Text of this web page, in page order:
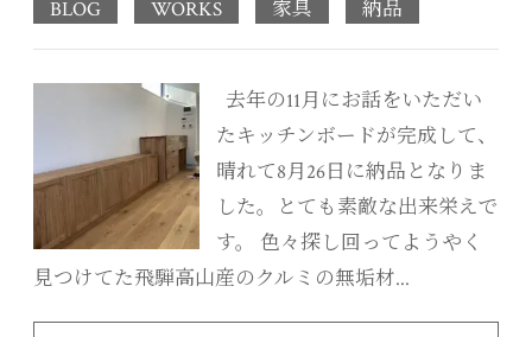
BLOG WORKS 家具 納品
去年の11月にお話をいただい
たキッチンボードが完成して、
晴れて8月26日に納品となりま
した。とても素敵な出来栄えで
す。 色々探し回ってようやく
見つけてた飛騨高山産のクルミの無垢材...